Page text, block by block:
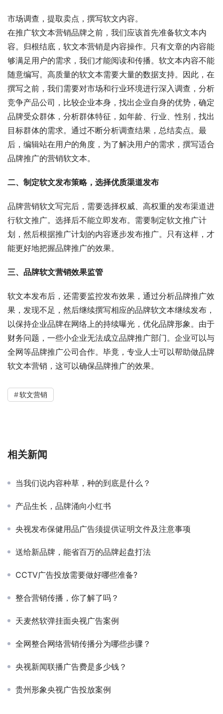
市场调查，提取卖点，撰写软文内容。
在推广软文本营销品牌之前，我们应该首先准备软文本内
容。归根结底，软文本营销是内容操作。只有文章的内容能
够满足用户的需求，我们才能阅读和传播。软文本内容不能
随意编写。高质量的软文本需要大量的数据支持。因此，在
撰写之前，我们需要对市场和行业环境进行深入调查，分析
竞争产品公司，比较企业本身，找出企业自身的优势，确定
品牌受众群体，分析群体特征，如年龄、行业、性别，找出
目标群体的需求。通过不断分析调查结果，总结卖点。最
后，编辑站在用户的角度，为了解决用户的需求，撰写适合
品牌推广的营销软文本。
二、制定软文发布策略，选择优质渠道发布
品牌营销软文写完后，需要选择权威、高权重的发布渠道进
行软文推广。选择后不能立即发布。需要制定软文推广计
划，然后根据推广计划的内容逐步发布推广。只有这样，才
能更好地把握品牌推广的效果。
三、品牌软文营销效果监管
软文本发布后，还需要监控发布效果，通过分析品牌推广效
果，发现不足，然后继续撰写相应的品牌软文本继续发布，
以保持企业品牌在网络上的持续曝光，优化品牌形象。由于
财务问题，一些小企业无法成立品牌推广部门。企业可以与
全网等品牌推广公司合作。毕竟，专业人士可以帮助做品牌
软文本营销，这可以确保品牌推广的效果。
软文营销
相关新闻
当我们说内容种草，种的到底是什么？
产品生长，品牌涌向小红书
央视发布保健用品广告须提供证明文件及注意事项
送给新品牌，能省百万的品牌起盘打法
CCTV广告投放需要做好哪些准备?
整合营销传播，你了解了吗？
天麦然软弹挂面央视广告案例
全网整合网络营销传播分为哪些步骤？
央视新闻联播广告费是多少钱？
贵州形象央视广告投放案例